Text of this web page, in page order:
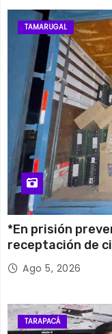
TAMARUGAL
*En prisión
receptación de
millones*
Ago 5, 2026
TARAPACÁ